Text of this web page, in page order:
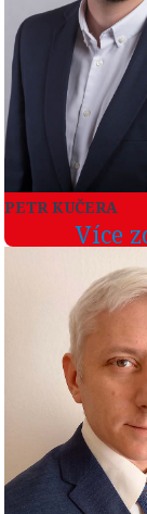
PETR KUČERA
Více